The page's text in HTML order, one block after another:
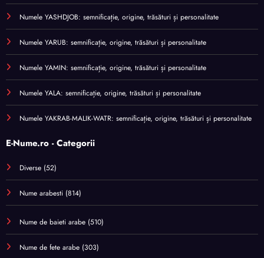
Numele YASHDJOB: semnificație, origine, trăsături și personalitate
Numele YARUB: semnificație, origine, trăsături și personalitate
Numele YAMIN: semnificație, origine, trăsături și personalitate
Numele YALA: semnificație, origine, trăsături și personalitate
Numele YAKRAB-MALIK-WATR: semnificație, origine, trăsături și personalitate
E-Nume.ro - Categorii
Diverse (52)
Nume arabesti (814)
Nume de baieti arabe (510)
Nume de fete arabe (303)